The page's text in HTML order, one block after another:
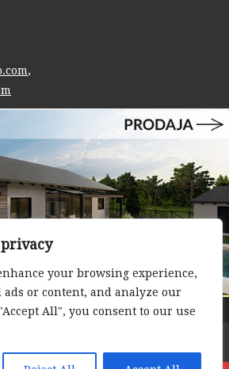
your browsing experience,
or content, and analyze our
All", you consent to our use
,